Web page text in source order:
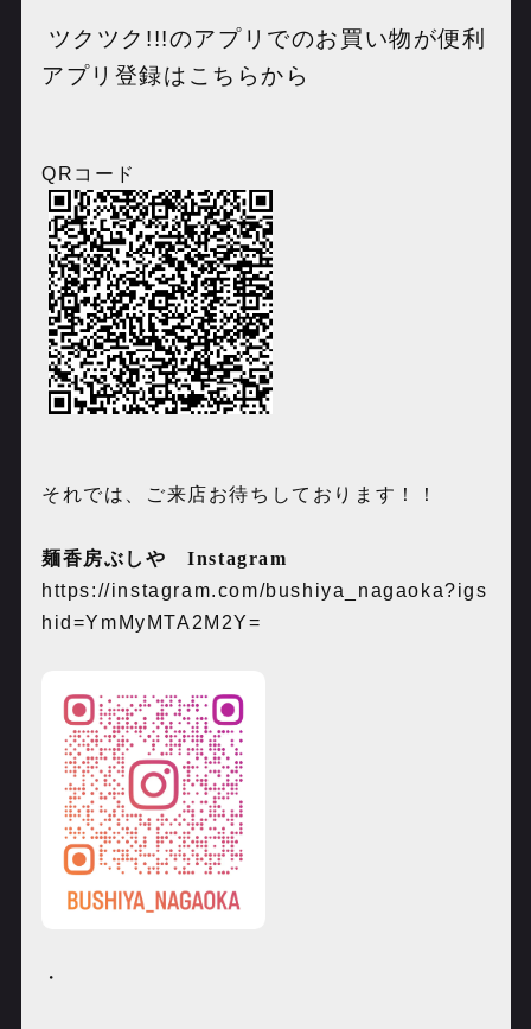
ツクツク !!!のアプリでのお買い物が便利
アプリ登録はこちらから
QR コード
それでは、ご来店お待ちしております！！
麺香房ぶしやInstagram
https://instagram.com/bushiya_nagaoka?igs
hid=YmMyMTA2M2Y=
・